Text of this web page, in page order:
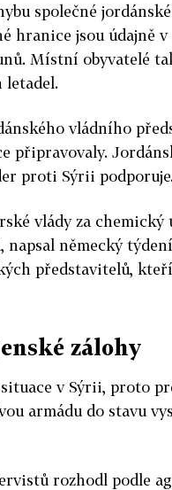
společné
hranice jsou údajně
Místní obyvatelé
letadel.
vládního
připravovaly.
proti Sýrii
vlády za
německý
představitelů,
zálohy
v Sýrii, proto
armádu do stavu
rozhodl podle